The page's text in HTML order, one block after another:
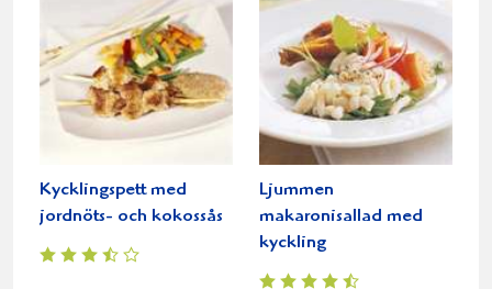
Kycklingspett med
jordnöts- och kokossås
Ljummen
makaronisallad med
kyckling